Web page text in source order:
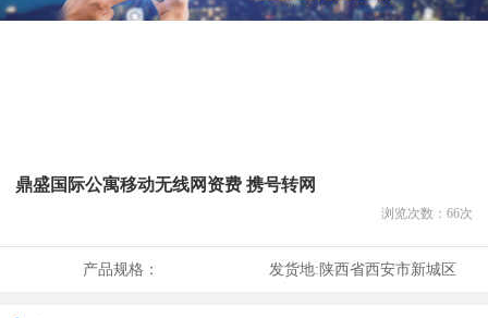
鼎盛国际公寓移动无线网资费 携号转网
浏览次数： 66次
产品规格： 发货地:陕西省西安市新城区